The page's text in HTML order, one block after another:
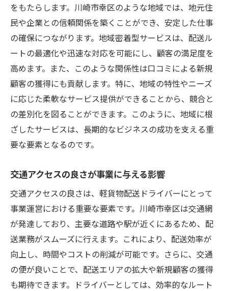
をもたらします。川崎市幸区のような地域では、地元住
民や企業との信頼関係を築くことができ、安定した仕事
の確保につながります。地域密着型サービスは、配送ル
ートの最適化や迅速な対応を可能にし、顧客の満足度を
高めます。また、このような関係性は口コミによる新規
顧客の獲得にも貢献します。特に、地域の特性やニーズ
に応じた柔軟なサービス提供ができることから、競合と
の差別化を図ることができます。このように、地域に根
ざしたサービスは、長期的なビジネスの成功を支える重
要な要素となるのです。
交通アクセスの良さが事業に与える影響
交通アクセスの良さは、軽貨物配送ドライバーにとって
事業運営における重要な要素です。川崎市幸区は交通網
が発達しており、主要な道路や駅が近くにあるため、配
送業務がスムーズに行えます。これにより、配送効率が
向上し、時間やコストの削減が可能です。さらに、交通
の便が良いことで、配送エリアの拡大や新規顧客の獲得
も期待できます。ドライバーとしては、効率的なルート